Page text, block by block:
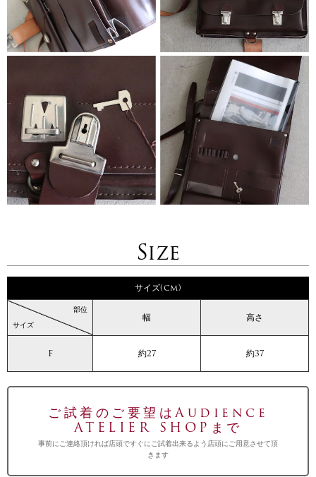
Size
サイズ(cm)
サイズ
部位
幅 高さ
F 約27 約37
ご試着のご要望はAudience
ATELIER SHOPまで
事前にご連絡頂ければ店頭ですぐにご試着出来るよう店頭にご用意させて頂
きます